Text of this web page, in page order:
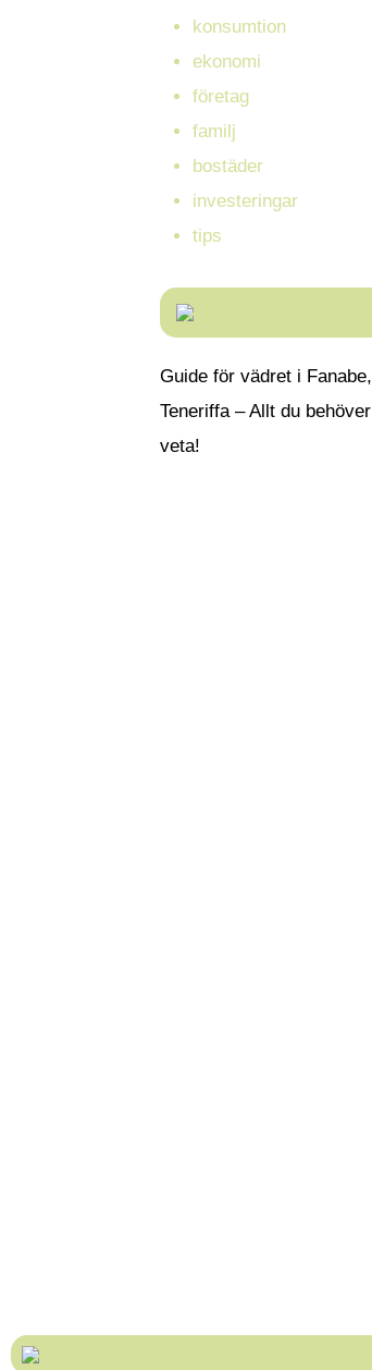
konsumtion
ekonomi
företag
familj
bostäder
investeringar
tips
Guide för vädret i Fanabe,
Teneriffa – Allt du behöver
veta!